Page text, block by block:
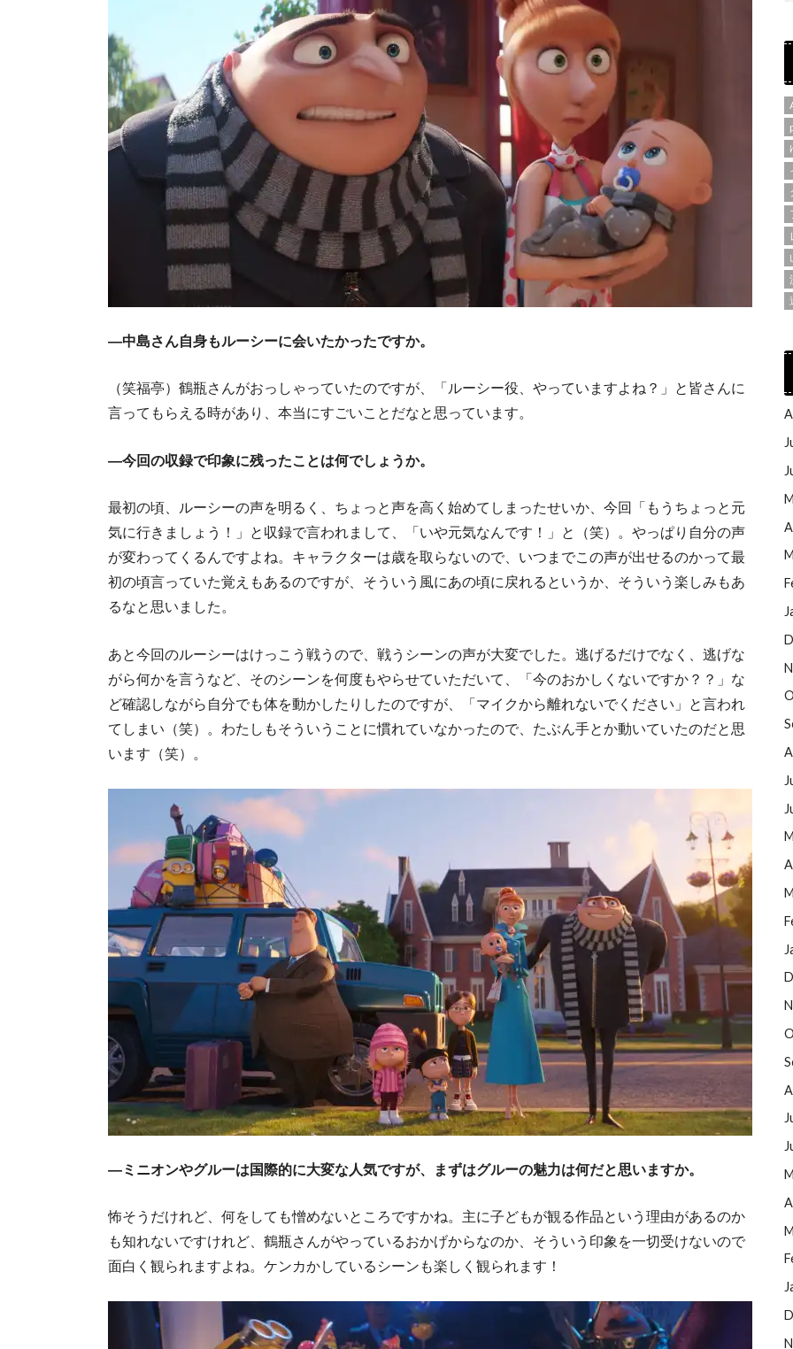
―中島さん自身もルーシーに会いたかったですか。
（笑福亭）鶴瓶さんがおっしゃっていたのですが、「ルーシー役、やっていますよね？」と皆さんに
言ってもらえる時があり、本当にすごいことだなと思っています。
―今回の収録で印象に残ったことは何でしょうか。
最初の頃、ルーシーの声を明るく、ちょっと声を高く始めてしまったせいか、今回「もうちょっと元
気に行きましょう！」と収録で言われまして、「いや元気なんです！」と（笑）。やっぱり自分の声
が変わってくるんですよね。キャラクターは歳を取らないので、いつまでこの声が出せるのかって最
初の頃言っていた覚えもあるのですが、そういう風にあの頃に戻れるというか、そういう楽しみもあ
るなと思いました。
あと今回のルーシーはけっこう戦うので、戦うシーンの声が大変でした。逃げるだけでなく、逃げな
がら何かを言うなど、そのシーンを何度もやらせていただいて、「今のおかしくないですか？？」な
ど確認しながら自分でも体を動かしたりしたのですが、「マイクから離れないでください」と言われ
てしまい（笑）。わたしもそういうことに慣れていなかったので、たぶん手とか動いていたのだと思
います（笑）。
―ミニオンやグルーは国際的に大変な人気ですが、まずはグルーの魅力は何だと思いますか。
怖そうだけれど、何をしても憎めないところですかね。主に子どもが観る作品という理由があるのか
も知れないですけれど、鶴瓶さんがやっているおかげからなのか、そういう印象を一切受けないので
面白く観られますよね。ケンカかしているシーンも楽しく観られます！